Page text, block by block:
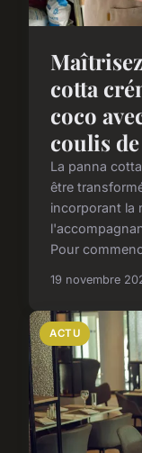
cotta
coco
coulis
La panna
être
incorporant la
Pour
19 novembre
ACTU